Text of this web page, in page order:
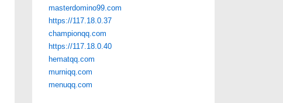
masterdomino99.com
https://117.18.0.37
championqq.com
https://117.18.0.40
hematqq.com
murniqq.com
menuqq.com